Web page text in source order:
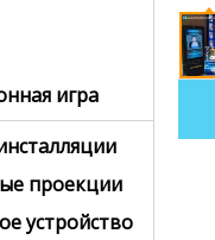
игра
проекции
устройство